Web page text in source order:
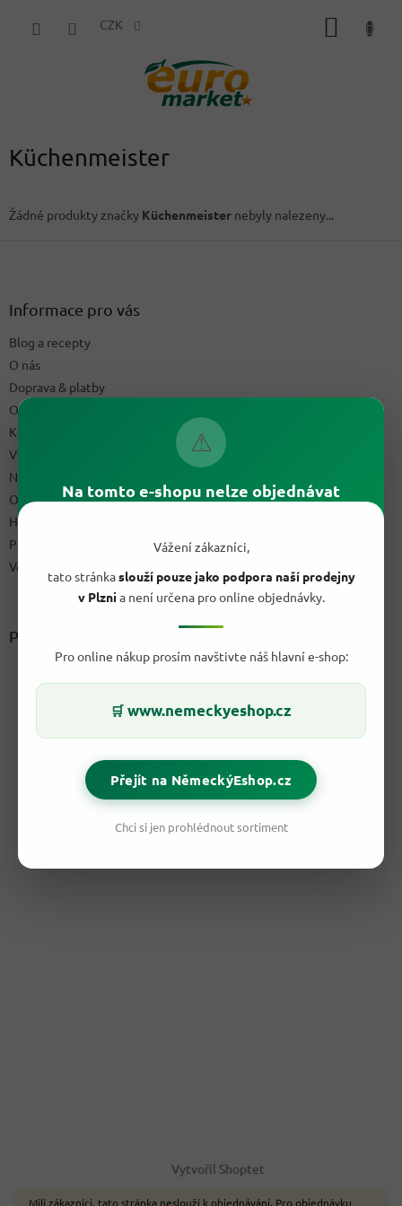
⚠
Na tomto e-shopu nelze objednávat
Vážení zákazníci,
tato stránkaslouží pouze jako podpora naší prodejny
v Plznia není určena pro online objednávky.
Pro online nákup prosím navštivte náš hlavní e-shop:
🛒 www.nemeckyeshop.cz
Přejít na NěmeckýEshop.cz
Chci si jen prohlédnout sortiment
Milí zákazníci, tato stránka neslouží k objednávání. Pro objednávku
CZK
Küchenmeister
Žádné produkty značky Küchenmeister nebyly nalezeny...
Informace pro vás
Blog a recepty
O nás
Doprava & platby
Obchodní podmínky
Kontakty
Výdejní místo
Napište nám
Ochrana osobních údajů GDPR
Hodnocení obchodu
Podmínky uplatnění práv z vadného plnění a reklamační řád
Velkoobchod
Přijímáme online platby
Vytvořil Shoptet